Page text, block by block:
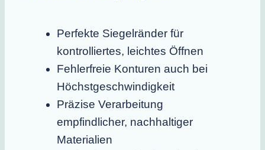
Perfekte Siegelränder für
kontrolliertes, leichtes Öffnen
Fehlerfreie Konturen auch bei
Höchstgeschwindigkeit
Präzise Verarbeitung
empfindlicher, nachhaltiger
Materialien